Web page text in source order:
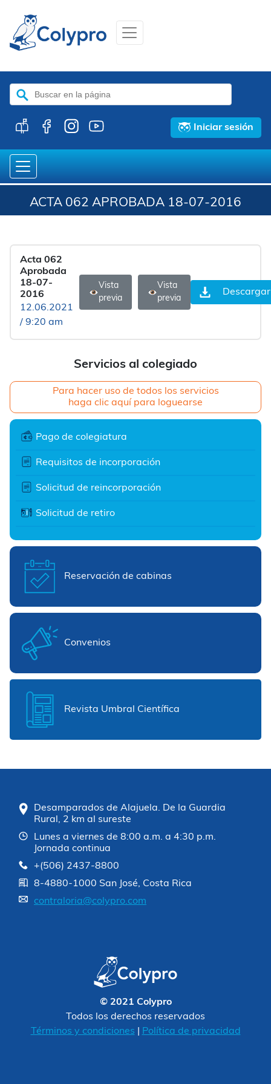
Buscar:
Iniciar sesión
ACTA 062 APROBADA 18-07-2016
Servicios al colegiado
Para hacer uso de todos los servicios
haga clic aquí para loguearse
Pago de colegiatura
Requisitos de incorporación
Solicitud de reincorporación
Solicitud de retiro
Reservación de cabinas
Convenios
Revista Umbral Científica
Acta 062
Aprobada
18-07-
2016
12.06.2021
/ 9:20 am
Vista
previa
Vista
previa
Descargar
Desamparados de Alajuela. De la Guardia
Rural, 2 km al sureste
Lunes a viernes de 8:00 a.m. a 4:30 p.m.
Jornada continua
+(506) 2437-8800
8-4880-1000 San José, Costa Rica
contraloria@colypro.com
© 2021 Colypro
Todos los derechos reservados
Términos y condiciones
Política de privacidad